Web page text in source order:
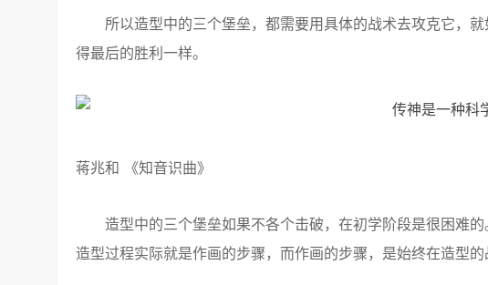
所以造型中的三个堡垒，都需要用具体的战术去攻克它，就
得最后的胜利一样。
蒋兆和 《知音识曲》
造型中的三个堡垒如果不各个击破，在初学阶段是很困难的
造型过程实际就是作画的步骤，而作画的步骤，是始终在造型的